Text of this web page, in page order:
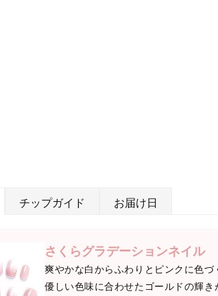
チップガイド お届け日
さくらグラデーションネイル
爽やかな白からふわりとピンクに色づ
優しい色味に合わせたゴールドの輝き